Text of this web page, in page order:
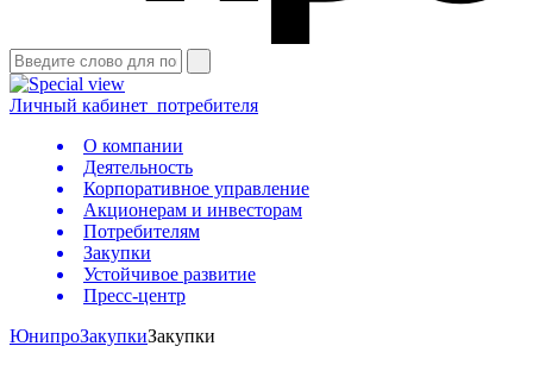
Личный кабинет потребителя
О компании
Деятельность
Корпоративное управление
Акционерам и инвесторам
Потребителям
Закупки
Устойчивое развитие
Пресс-центр
ЮнипроЗакупкиЗакупки